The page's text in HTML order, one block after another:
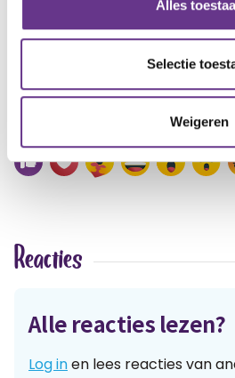
Alles
Selectie
Weigeren
heden en in onze toekomst.
Wat vind je van dit
Reacties
Alle reacties lezen?
Log inen lees reacties van